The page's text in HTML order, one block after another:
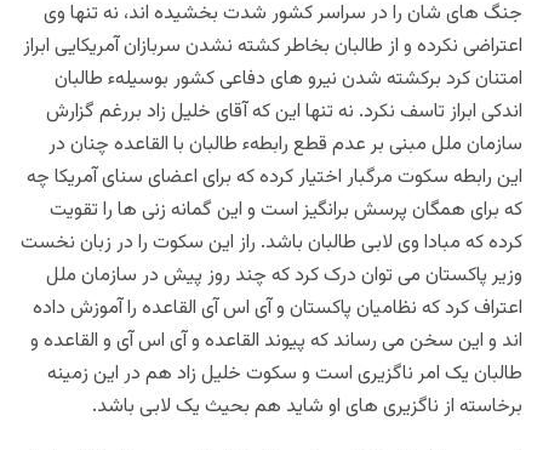
جنگ های شان را در سراسر کشور شدت بخشیده اند، نه تنها وی
اعتراضی نکرده و از طالبان بخاطر کشته نشدن سربازان آمریکایی ابراز
امتنان کرد برکشته شدن نیرو های دفاعی کشور بوسیلهء طالبان
اندکی ابراز تاسف نکرد. نه تنها این که آقای خلیل زاد بررغم گزارش
سازمان ملل مبنی بر عدم قطع رابطهء طالبان با القاعده چنان در
این رابطه سکوت مرگبار اختیار کرده که برای اعضای سنای آمریکا چه
که برای همگان پرسش برانگیز است و این گمانه زنی ها را تقویت
کرده که مبادا وی لابی طالبان باشد. راز این سکوت را در زبان نخست
وزیر پاکستان می توان درک کرد که چند روز پیش در سازمان ملل
اعتراف کرد که نظامیان پاکستان و آی اس آی القاعده را آموزش داده
اند و این سخن می رساند که پیوند القاعده و آی اس آی و القاعده و
طالبان یک امر ناگزیری است و سکوت خلیل زاد هم در این زمینه
برخاسته از ناگزیری های او شاید هم بحیث یک لابی باشد.